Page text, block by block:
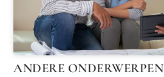
ANDERE ONDERWERPEN